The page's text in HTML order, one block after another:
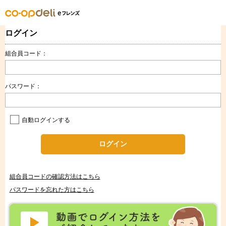
ログイン
組合員コード：
パスワード：
自動ログインする
ログイン
組合員コードの確認方法はこちら
パスワードを忘れた方はこちら